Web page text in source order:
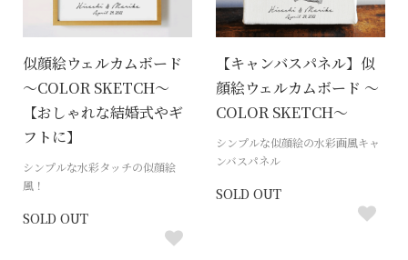
似顔絵ウェルカムボード
～COLOR SKETCH～
【おしゃれな結婚式やギ
フトに】
シンプルな水彩タッチの似顔絵
風！
SOLD OUT
【キャンバスパネル】似
顔絵ウェルカムボード ～
COLOR SKETCH～
シンプルな似顔絵の水彩画風キャ
ンバスパネル
SOLD OUT